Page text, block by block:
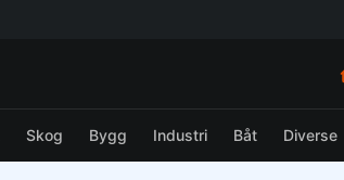
Skog Bygg Industri Båt Diverse